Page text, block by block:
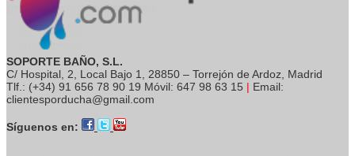
SOPORTE BAÑO, S.L.
C/ Hospital, 2, Local Bajo 1, 28850 – Torrejón de Ardoz, Madrid
Tlf.: (+34) 91 656 78 90 19 Móvil: 647 98 63 15 | Email:
clientesporducha@gmail.com
Síguenos en: